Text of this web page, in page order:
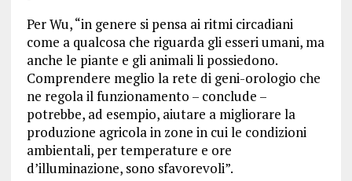
Per Wu, “in genere si pensa ai ritmi circadiani
come a qualcosa che riguarda gli esseri umani, ma
anche le piante e gli animali li possiedono.
Comprendere meglio la rete di geni-orologio che
ne regola il funzionamento – conclude –
potrebbe, ad esempio, aiutare a migliorare la
produzione agricola in zone in cui le condizioni
ambientali, per temperature e ore
d’illuminazione, sono sfavorevoli”.